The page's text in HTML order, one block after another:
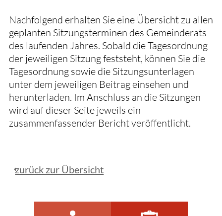
Nachfolgend erhalten Sie eine Übersicht zu allen
geplanten Sitzungsterminen des Gemeinderats
des laufenden Jahres. Sobald die Tagesordnung
der jeweiligen Sitzung feststeht, können Sie die
Tagesordnung sowie die Sitzungsunterlagen
unter dem jeweiligen Beitrag einsehen und
herunterladen. Im Anschluss an die Sitzungen
wird auf dieser Seite jeweils ein
zusammenfassender Bericht veröffentlicht.
zurück zur Übersicht